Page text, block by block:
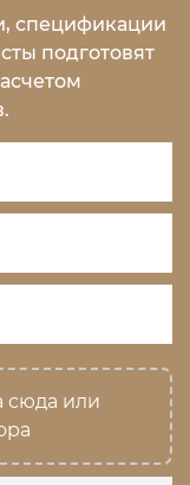
спецификации
подготовят
сюда или